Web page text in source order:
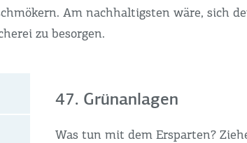
Am nachhaltigsten wäre, sich
zu besorgen.
47. Grünanlagen
Was tun mit dem Ersparten?